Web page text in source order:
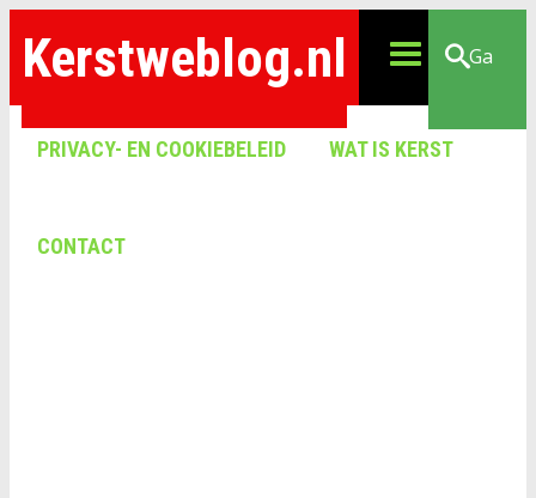
Kerstweblog.nl
PRIVACY- EN COOKIEBELEID WAT IS KERST
CONTACT
Ga